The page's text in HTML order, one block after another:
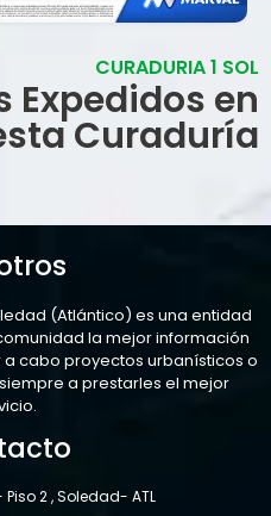
CURADURIA 1 SOL
Expedidos en
Curaduría
(Atlántico) es una entidad
la mejor información
cabo proyectos urbanísticos o
a prestarles el mejor
2 , Soledad- ATL